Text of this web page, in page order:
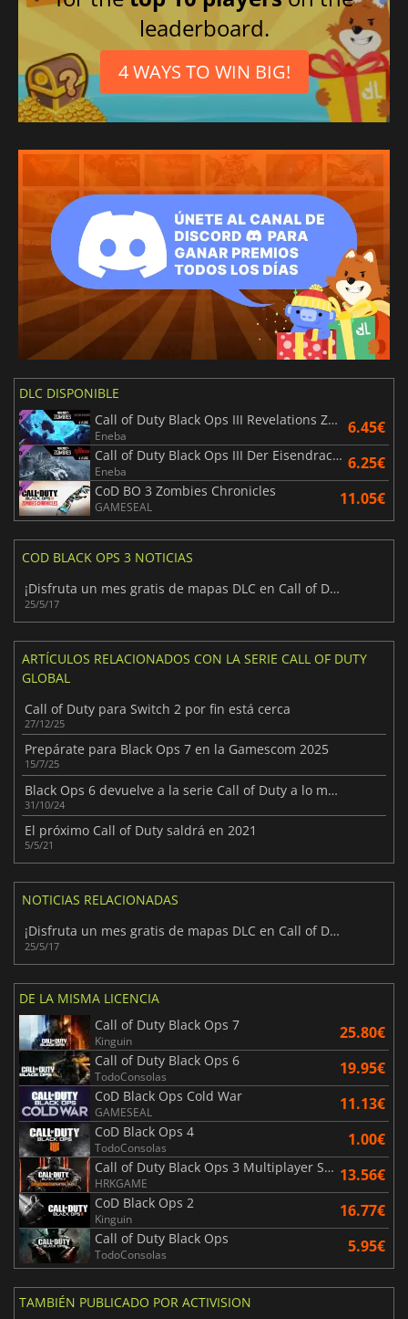
leaderboard.
4 WAYS TO WIN BIG!
DLC DISPONIBLE
Call of Duty Black Ops III Revelations Zombies Map
Eneba 6.45€
Call of Duty Black Ops III Der Eisendrache Zombies Map
Eneba 6.25€
CoD BO 3 Zombies Chronicles
GAMESEAL 11.05€
COD BLACK OPS 3 NOTICIAS
¡Disfruta un mes gratis de mapas DLC en Call of Duty: Black Ops 3 para PC!
25/5/17
ARTÍCULOS RELACIONADOS CON LA SERIE CALL OF DUTY
GLOBAL
Call of Duty para Switch 2 por fin está cerca
27/12/25
Prepárate para Black Ops 7 en la Gamescom 2025
15/7/25
Black Ops 6 devuelve a la serie Call of Duty a lo más alto
31/10/24
El próximo Call of Duty saldrá en 2021
5/5/21
NOTICIAS RELACIONADAS
¡Disfruta un mes gratis de mapas DLC en Call of Duty: Black Ops 3 para PC!
25/5/17
DE LA MISMA LICENCIA
Call of Duty Black Ops 7
Kinguin 25.80€
Call of Duty Black Ops 6
TodoConsolas 19.95€
CoD Black Ops Cold War
GAMESEAL 11.13€
CoD Black Ops 4
TodoConsolas 1.00€
Call of Duty Black Ops 3 Multiplayer Starter Pack
HRKGAME 13.56€
CoD Black Ops 2
Kinguin 16.77€
Call of Duty Black Ops
TodoConsolas 5.95€
TAMBIÉN PUBLICADO POR ACTIVISION